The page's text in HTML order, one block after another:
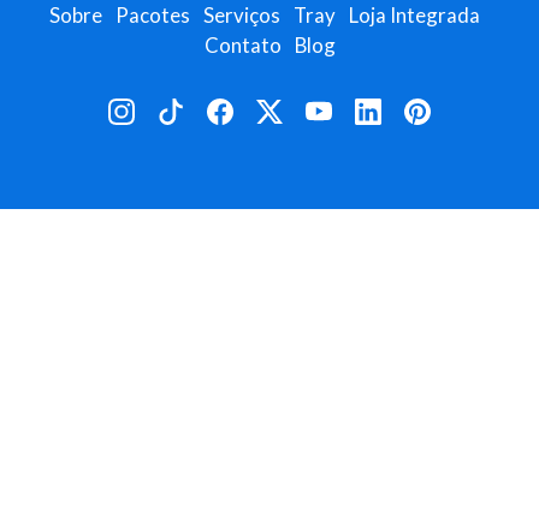
Sobre Pacotes Serviços Tray Loja Integrada
Contato
Blog